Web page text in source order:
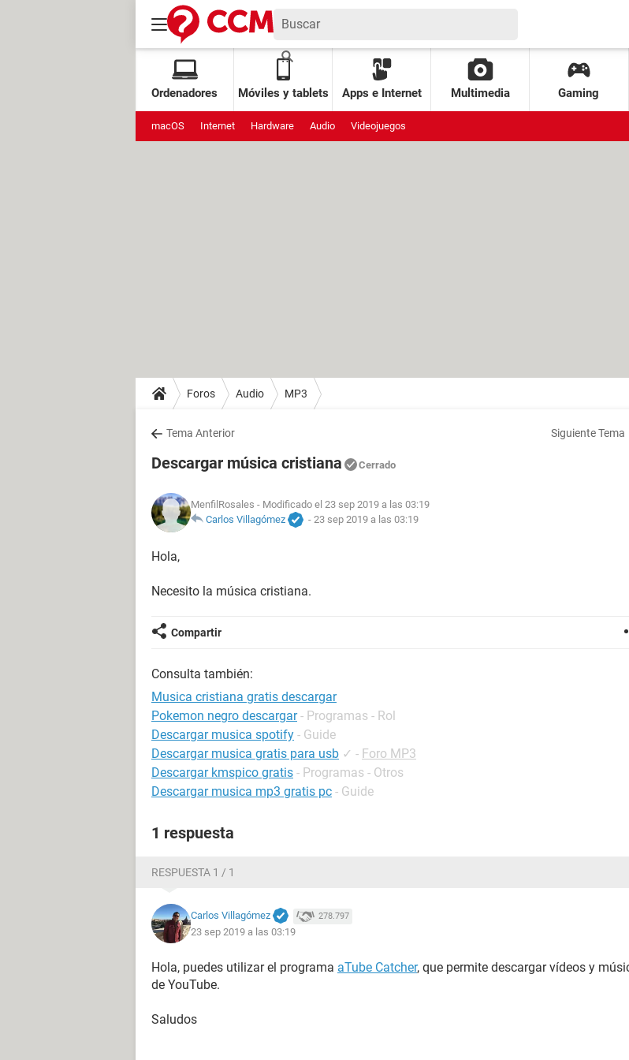
Ordenadores Móviles y tablets Apps e Internet Multimedia Gaming
macOS Internet Hardware Audio Videojuegos
Foros Audio MP3
Tema Anterior Siguiente Tema
Descargar música cristiana Cerrado
MenfilRosales - Modificado el 23 sep 2019 a las 03:19
Carlos Villagómez
- 23 sep 2019 a las 03:19
Hola,
Necesito la música cristiana.
Compartir
Consulta también:
Musica cristiana gratis descargar
Pokemon negro descargar - Programas - Rol
Descargar musica spotify - Guide
Descargar musica gratis para usb ✓ - Foro MP3
Descargar kmspico gratis - Programas - Otros
Descargar musica mp3 gratis pc - Guide
1 respuesta
RESPUESTA 1 / 1
Carlos Villagómez 278.797
23 sep 2019 a las 03:19
Hola, puedes utilizar el programa aTube Catcher, que permite descargar vídeos y
de YouTube.
Saludos